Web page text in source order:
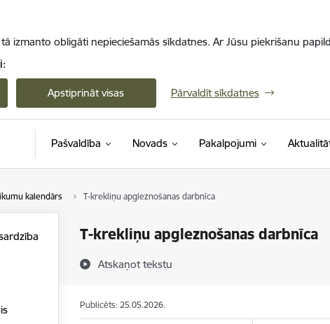
izmanto obligāti nepieciešamās sīkdatnes. Ar Jūsu piekrišanu
Apstiprināt visas Pārvaldīt sīkdatnes
Pašvaldība Novads Pakalpojumi
kalendārs T-krekliņu apgleznošanas darbnīca
T-krekliņu apgleznošanas darbnīca
Atskaņot tekstu
Publicēts: 25.05.2026.